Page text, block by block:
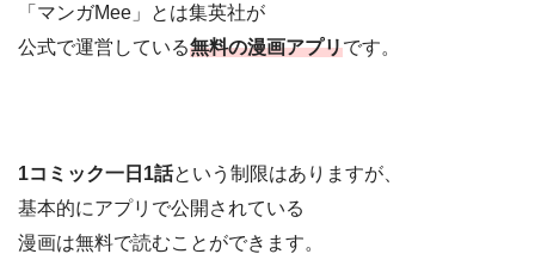
「マンガMee」とは集英社が
公式で運営している無料の漫画アプリです。
1コミック一日1話という制限はありますが、
基本的にアプリで公開されている
漫画は無料で読むことができます。